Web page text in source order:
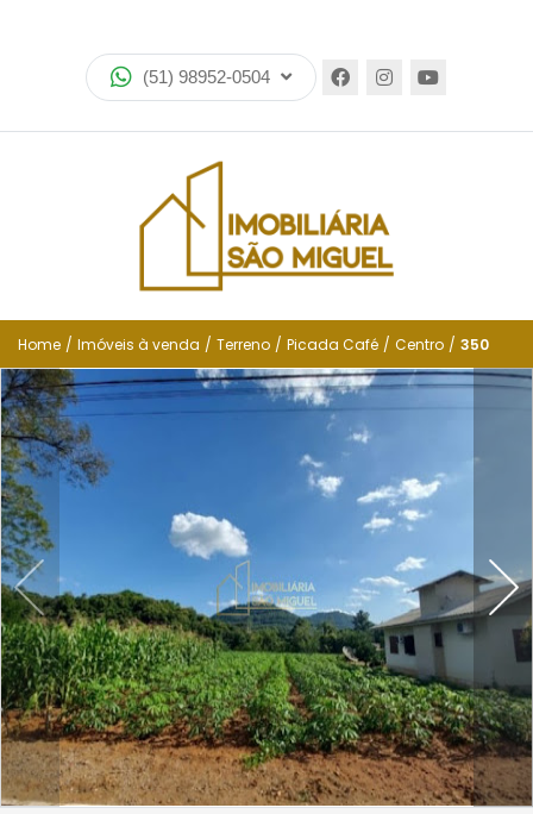
(51) 98952-0504
Imóveis
Encomende seu imóvel
Financiamento
Negocie seu imóvel
Simulador de financiamento
Negocie seu imóvel
Imóveis favoritos
Contato
Home / Imóveis à venda / Terreno / Picada Café / Centro / 350